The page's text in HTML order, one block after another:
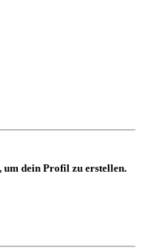
um dein Profil zu erstellen.